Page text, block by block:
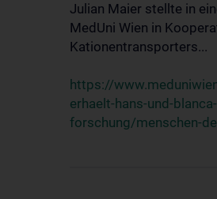
Julian Maier stellte in
MedUni Wien in
Kationentransporters...
https://
erhaelt-hans-und-
forschung/menschen-